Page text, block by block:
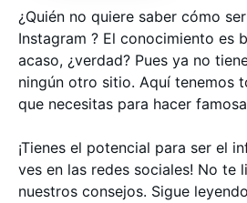
¿Quién no quiere saber cómo
Instagram ? El conocimiento es
acaso, ¿verdad? Pues ya no
ningún otro sitio. Aquí tenemos
que necesitas para hacer
¡Tienes el potencial para ser el
ves en las redes sociales! No te
nuestros consejos. Sigue